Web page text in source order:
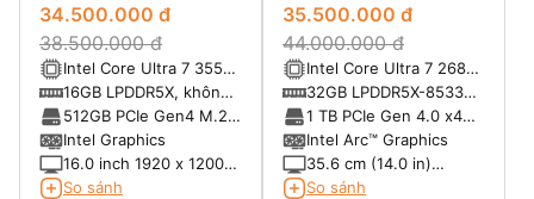
(2026) Copilot+ PC -
Core Ultra 7 355,
RAM 16GB, SSD 1TB,
16.0" IPS WUXGA
34.500.000 đ
38.500.000 đ
Intel Core Ultra 7 355
(8 nhân, 8 luồng, xung
nhịp tối đa 4.7GHz,
12MB Intel Smart
Cache, NPU 49 TOPS)
16GB LPDDR5X, không
hỗ trợ nâng cấp
512GB PCIe Gen4 M.2
SSD
Intel Graphics
16.0 inch 1920 x 1200
(WUXGA) IPS, tỷ lệ
So sánh
(2025)
35.500.000 đ
44.000.000 đ
Intel Core Ultra 7 268V
(2.2 GHz P-core base
frequency, up to 5.0
GHz Max Turbo
frequency 48 NPU
TOPS)
32GB LPDDR5X-8533
MT/s
1 TB PCIe Gen 4.0 x4
NVMe TLC SSD
Intel Arc™ Graphics
35.6 cm (14.0 in)
diagonal, WUXGA (1920
So sánh